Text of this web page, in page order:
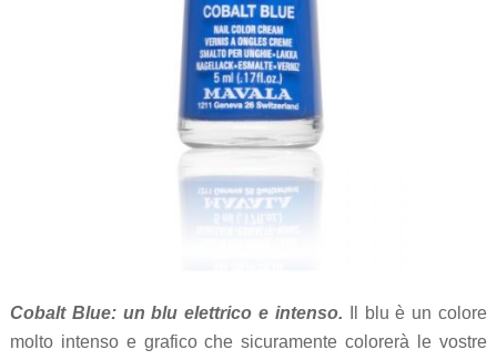
Cobalt Blue: un blu elettrico e intenso.
Il blu è un colore
molto intenso e grafico che sicuramente colorerà le vostre